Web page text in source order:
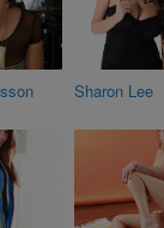
Sharon Lee